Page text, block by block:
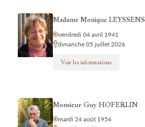
Madame Monique LEYSSENS
vendredi 04 avril 1941
dimanche 05 juillet 2026
Voir les informations
Monsieur Guy HOFERLIN
mardi 24 août 1954